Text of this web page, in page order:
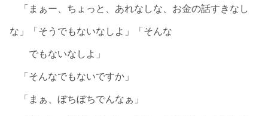
「まぁー、ちょっと、あれなしな、お金の話すきなし
な」「そうでもないなしよ」「そんな
でもないなしよ」
「そんなでもないですか」
「まぁ、ぼちぼちでんなぁ」